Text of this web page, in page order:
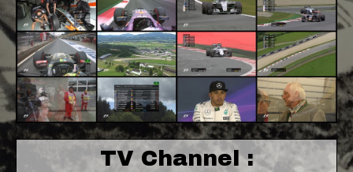
TV Channel :